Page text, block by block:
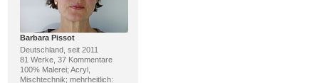
Barbara Pissot
Deutschland, seit 2011
81 Werke, 37 Kommentare
100% Malerei; Acryl,
Mischtechnik; mehrheitlich: